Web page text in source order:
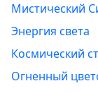
Мистический
Энергия света
Космический
Огненный